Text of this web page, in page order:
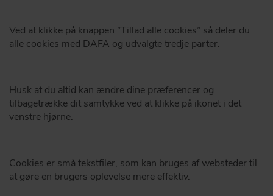
Ved at klikke på knappen ”Tillad alle cookies” så deler du
alle cookies med DAFA og udvalgte tredje parter.
Husk at du altid kan ændre dine præferencer og
tilbagetrække dit samtykke ved at klikke på ikonet i det
venstre hjørne.
Cookies er små tekstfiler, som kan bruges af websteder til
at gøre en brugers oplevelse mere effektiv.